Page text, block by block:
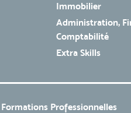
Immobilier
Administration,
Comptabilité
Extra Skills
Professionnelles